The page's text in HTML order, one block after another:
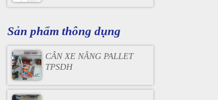
Sản phẩm thông dụng
CÂN XE NÂNG PALLET
TPSDH